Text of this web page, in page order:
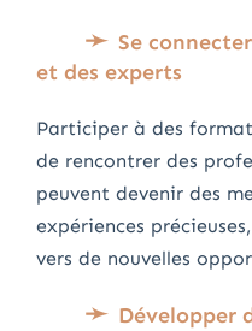
Se
et des experts
Participer à des
de rencontrer des
peuvent devenir des
expériences
vers de nouvelles
Développer